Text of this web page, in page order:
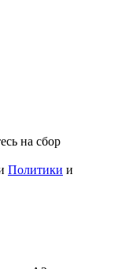
на сбор
Политики и